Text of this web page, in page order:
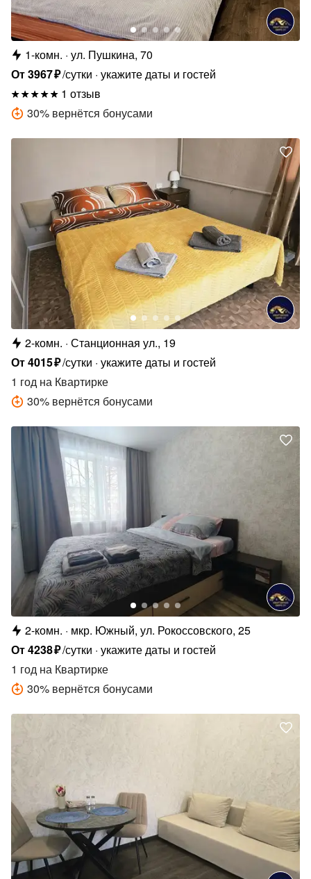
1-комн. ул. Пушкина, 70
От3967₽/сутки укажите даты и гостей
1 отзыв
30% вернётся бонусами
2-комн. Станционная ул., 19
От4015₽/сутки укажите даты и гостей
1 год на Квартирке
30% вернётся бонусами
2-комн.
мкр. Южный, ул. Рокоссовского, 25
От4238₽/сутки укажите даты и гостей
1 год на Квартирке
30% вернётся бонусами